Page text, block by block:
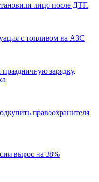
лицо после ДТП
с топливом на АЗС
зарядку,
правоохранителя
вырос на 38%